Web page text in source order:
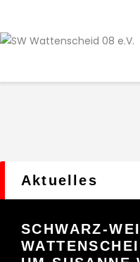
Leitbild
Verein
Kontakt
Datenschutz /
Aktuelles
SCHWARZ-